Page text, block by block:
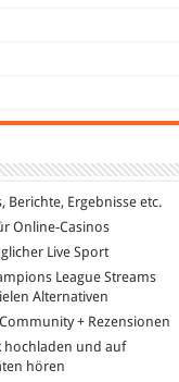
Berichte, Ergebnisse etc.
Online-Casinos
Live Sport
League Streams
Alternativen
+ Rezensionen
hochladen und auf
hören